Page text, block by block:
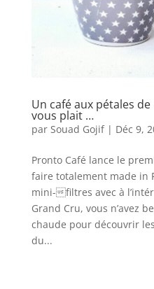
Un café aux pétales de
vous plait …
par Souad Gojif| Déc 9,
Pronto Café lance le
faire totalement made in
mini-filtres avec à
Grand Cru, vous n’avez
chaude pour découvrir
du...